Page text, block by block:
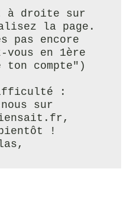
à droite sur
la page.
pas encore
en 1ère
compte")
:
sur
!